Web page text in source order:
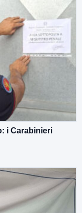
i Carabinieri